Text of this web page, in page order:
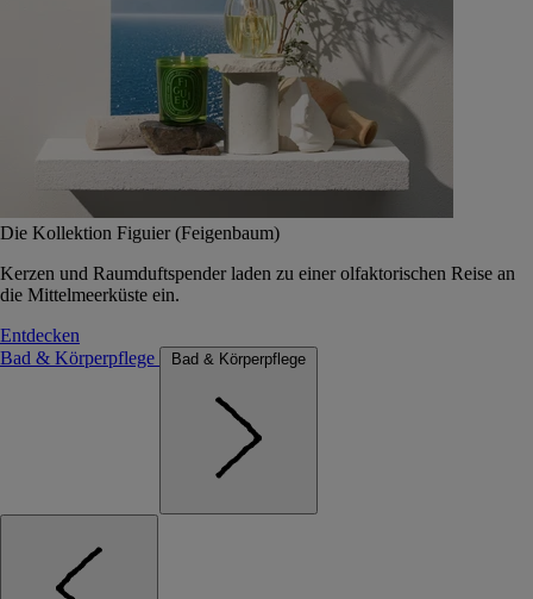
Die Kollektion Figuier (Feigenbaum)
Kerzen und Raumduftspender laden zu einer olfaktorischen Reise an
die Mittelmeerküste ein.
Entdecken
Bad & Körperpflege
Bad & Körperpflege